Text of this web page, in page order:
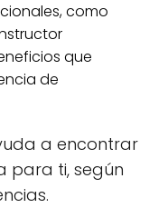
como
que
de
a encontrar
para ti, según